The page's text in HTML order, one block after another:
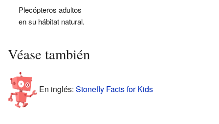
Plecópteros adultos
en su hábitat natural.
Véase también
En inglés: Stonefly Facts for Kids